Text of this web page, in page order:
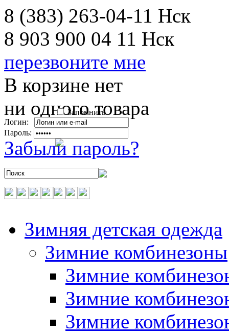
8 (383) 263-04-11 Нск
8 903 900 04 11 Нск
перезвоните мне
В корзине нет
ни одного товара
Запомнить
Логин:
Пароль:
Забыли пароль?
Зимняя детская одежда
Зимние комбинезоны
Зимние
Зимние
Зимние